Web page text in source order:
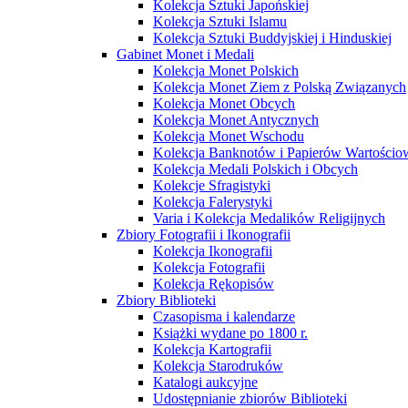
Kolekcja Sztuki Japońskiej
Kolekcja Sztuki Islamu
Kolekcja Sztuki Buddyjskiej i Hinduskiej
Gabinet Monet i Medali
Kolekcja Monet Polskich
Kolekcja Monet Ziem z Polską Związanych
Kolekcja Monet Obcych
Kolekcja Monet Antycznych
Kolekcja Monet Wschodu
Kolekcja Banknotów i Papierów
Kolekcja Medali Polskich i Obcych
Kolekcje Sfragistyki
Kolekcja Falerystyki
Varia i Kolekcja Medalików Religijnych
Zbiory Fotografii i Ikonografii
Kolekcja Ikonografii
Kolekcja Fotografii
Kolekcja Rękopisów
Zbiory Biblioteki
Czasopisma i kalendarze
Książki wydane po 1800 r.
Kolekcja Kartografii
Kolekcja Starodruków
Katalogi aukcyjne
Udostępnianie zbiorów Biblioteki